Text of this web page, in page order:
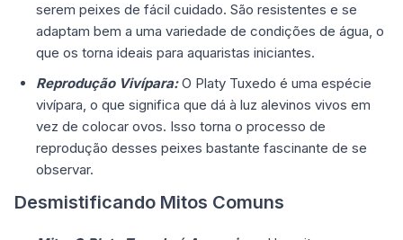
serem peixes de fácil cuidado. São resistentes e se
adaptam bem a uma variedade de condições de água, o
que os torna ideais para aquaristas iniciantes.
Reprodução Vivípara:O Platy Tuxedo é uma espécie
vivípara, o que significa que dá à luz alevinos vivos em
vez de colocar ovos. Isso torna o processo de
reprodução desses peixes bastante fascinante de se
observar.
Desmistificando Mitos Comuns